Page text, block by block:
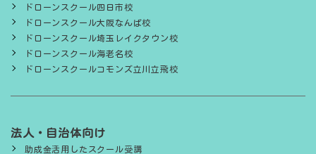
ドローンスクール四日市校
ドローンスクール大阪なんば校
ドローンスクール埼玉レイクタウン校
ドローンスクール海老名校
ドローンスクールコモンズ立川立飛校
法人・自治体向け
助成金活用したスクール受講